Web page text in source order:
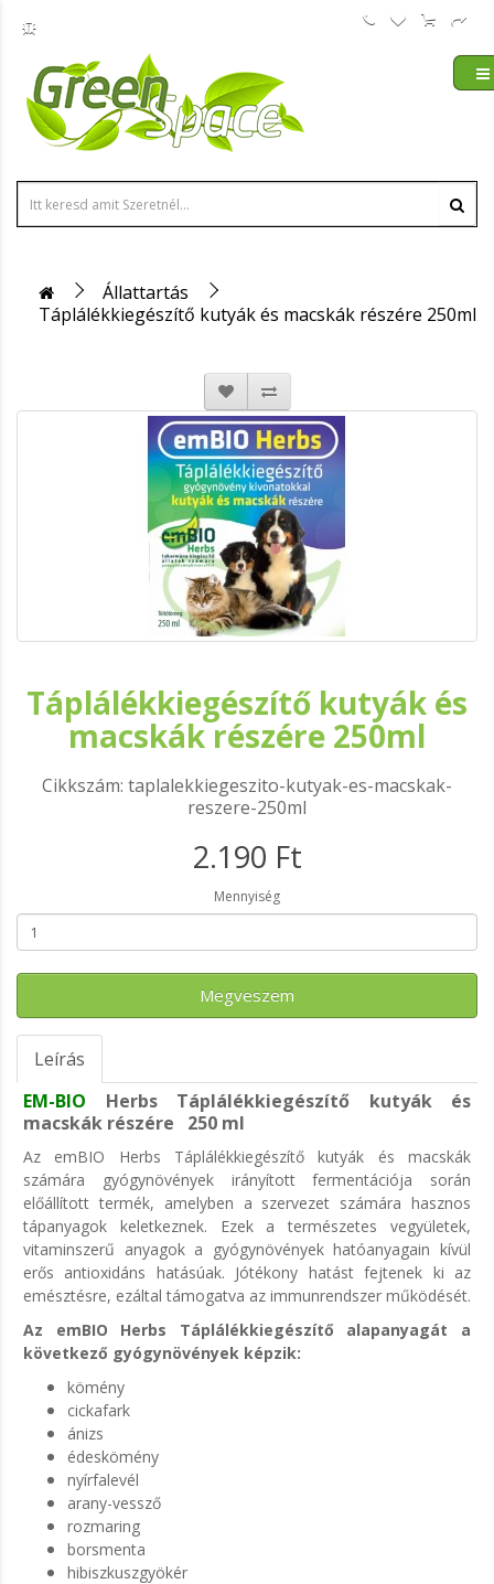
Állattartás
Táplálékkiegészítő kutyák és macskák részére 250ml
Táplálékkiegészítő kutyák és
macskák részére 250ml
Cikkszám: taplalekkiegeszito-kutyak-es-macskak-
reszere-250ml
2.190 Ft
Mennyiség
Megveszem
Leírás
EM-BIO Herbs Táplálékkiegészítő kutyák és
macskák részére 250 ml
Az emBIO Herbs Táplálékkiegészítő kutyák és macskák
számára gyógynövények irányított fermentációja során
előállított termék, amelyben a szervezet számára hasznos
tápanyagok keletkeznek. Ezek a természetes vegyületek,
vitaminszerű anyagok a gyógynövények hatóanyagain kívül
erős antioxidáns hatásúak. Jótékony hatást fejtenek ki az
emésztésre, ezáltal támogatva az immunrendszer működését.
Az emBIO Herbs Táplálékkiegészítő alapanyagát a
következő gyógynövények képzik:
kömény
cickafark
ánizs
édeskömény
nyírfalevél
arany-vessző
rozmaring
borsmenta
hibiszkuszgyökér